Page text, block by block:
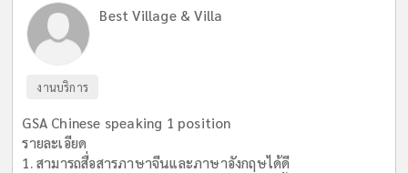
Best Village & Villa
งานบริการ
GSA Chinese speaking 1 position
รายละเอียด
1. สามารถสื่อสารภาษาจีนและภาษาอังกฤษได้ดี